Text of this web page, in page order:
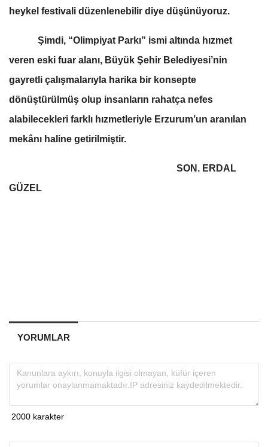
heykel festivali düzenlenebilir diye düşünüyoruz.
Şimdi, “Olimpiyat Parkı” ismi altında hızmet
veren eski fuar alanı, Büyük Şehir Belediyesi’nin
gayretli çalışmalarıyla harika bir konsepte
dönüştürülmüş olup insanların rahatça nefes
alabilecekleri farklı hızmetleriyle Erzurum’un aranılan
mekânı haline getirilmiştir.
SON. ERDAL
GÜZEL
YORUMLAR